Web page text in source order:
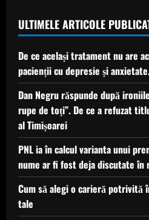
ULTIMELE ARTICOLE
De ce același tratament nu are
pacienții cu depresie și
Dan Negru răspunde după
rupe de toți”. De ce a refuzat
al Timișoarei
PNL ia în calcul varianta unui
nume ar fi fost deja discutate în
Cum să alegi o carieră potrivită
tale